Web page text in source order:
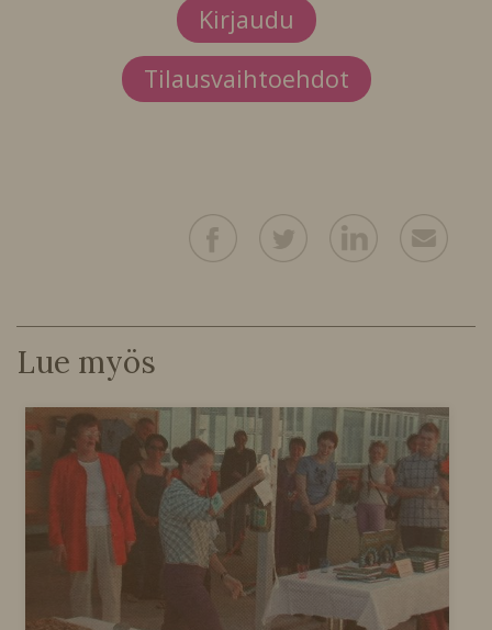
Kirjaudu
Tilausvaihtoehdot
Lue myös